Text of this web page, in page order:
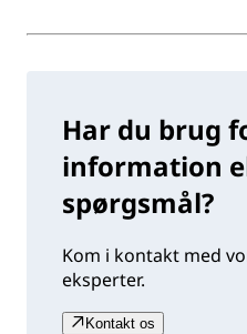
Har du brug
information
spørgsmål?
Kom i kontakt med
eksperter.
Kontakt os